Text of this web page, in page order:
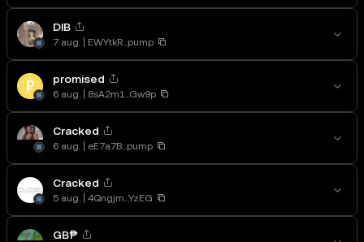
DIB
7 aug. EWYtkR...pump
promised
6 aug. 8sA2m1...Gw9p
Cracked
6 aug. eE7a7B...pump
Cracked
5 aug. 4Qngjm...YzEG
GB₱